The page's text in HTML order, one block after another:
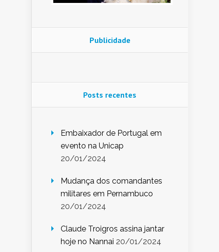
Publicidade
Posts recentes
Embaixador de Portugal em
evento na Unicap
20/01/2024
Mudança dos comandantes
militares em Pernambuco
20/01/2024
Claude Troigros assina jantar
hoje no Nannai 20/01/2024